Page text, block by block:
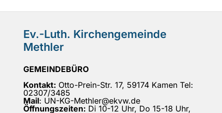
Ev.-Luth. Kirchengemeinde
Methler
GEMEINDEBÜRO
Kontakt: Otto-Prein-Str. 17, 59174 Kamen Tel:
02307/3485
Mail: UN-KG-Methler@ekvw.de
Öffnungszeiten: Di 10-12 Uhr, Do 15-18 Uhr,